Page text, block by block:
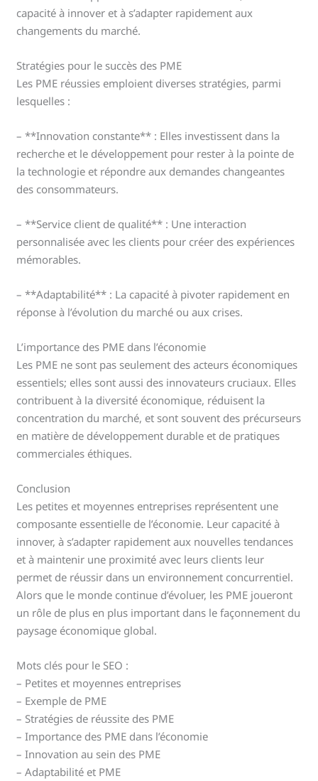
capacité à innover et à s’adapter rapidement aux
changements du marché.
Stratégies pour le succès des PME
Les PME réussies emploient diverses stratégies, parmi
lesquelles :
– **Innovation constante** : Elles investissent dans la
recherche et le développement pour rester à la pointe de
la technologie et répondre aux demandes changeantes
des consommateurs.
– **Service client de qualité** : Une interaction
personnalisée avec les clients pour créer des expériences
mémorables.
– **Adaptabilité** : La capacité à pivoter rapidement en
réponse à l’évolution du marché ou aux crises.
L’importance des PME dans l’économie
Les PME ne sont pas seulement des acteurs économiques
essentiels; elles sont aussi des innovateurs cruciaux. Elles
contribuent à la diversité économique, réduisent la
concentration du marché, et sont souvent des précurseurs
en matière de développement durable et de pratiques
commerciales éthiques.
Conclusion
Les petites et moyennes entreprises représentent une
composante essentielle de l’économie. Leur capacité à
innover, à s’adapter rapidement aux nouvelles tendances
et à maintenir une proximité avec leurs clients leur
permet de réussir dans un environnement concurrentiel.
Alors que le monde continue d’évoluer, les PME joueront
un rôle de plus en plus important dans le façonnement du
paysage économique global.
Mots clés pour le SEO :
– Petites et moyennes entreprises
– Exemple de PME
– Stratégies de réussite des PME
– Importance des PME dans l’économie
– Innovation au sein des PME
– Adaptabilité et PME